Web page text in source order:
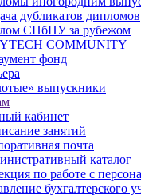
дубликатов дипломов
СПбПУ за рубежом
COMMUNITY
фонд
выпускники
кабинет
занятий
почта
каталог
по работе с
бухгалтерского